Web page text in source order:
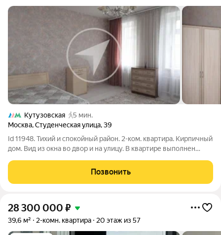
Кутузовская
5 мин.
Москва,Студенческая улица,39
Id 11948. Тихий и спокойный район. 2-ком. квартира. Кирпичный
дом. Вид из окна во двор и на улицу. В квартире выполнен
более 5 лет. Свободная продажа. Подходит под ипотеку.
Звоните, с
Позвонить
28 300 000 ₽
39,6 м² 2-комн. квартира 20 этаж из 57